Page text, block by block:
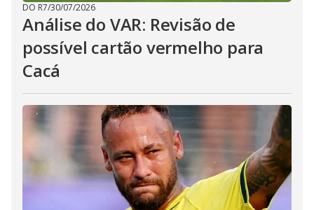
DO R7/30/07/2026
Análise do VAR: Revisão de
possível cartão vermelho para
Cacá